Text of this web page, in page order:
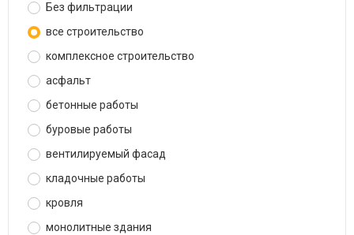
Без фильтрации
все строительство
комплексное строительство
асфальт
бетонные работы
буровые работы
вентилируемый фасад
кладочные работы
кровля
монолитные здания